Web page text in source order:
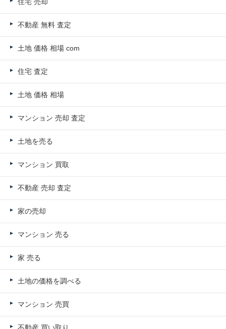
不動産 無料 査定
土地 価格 相場 com
住宅 査定
土地 価格 相場
マンション 売却 査定
土地を売る
マンション 買取
不動産 売却 査定
家の売却
マンション 売る
家 売る
土地の価格を調べる
マンション 売買